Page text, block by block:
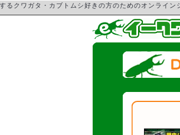
するクワガタ・カブトムシ好きの方のためのオンライ